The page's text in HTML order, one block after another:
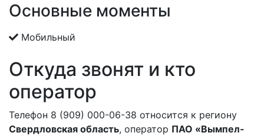
Основные моменты
Мобильный
Откуда звонят и кто
оператор
Телефон 8 (909) 000-06-38 относится к региону
Свердловская область, оператор ПАО «Вымпел-